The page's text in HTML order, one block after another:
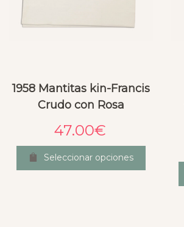
1958 Mantitas kin-Francis
Crudo con Rosa
47.00€
Seleccionar opciones